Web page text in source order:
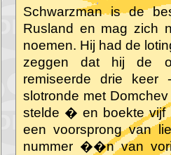
Schwarzman is de
Rusland en mag zich
noemen. Hij had de
zeggen dat hij de
remiseerde drie
slotronde met
stelde � en boekte vijf
een voorsprong van
nummer ��n van